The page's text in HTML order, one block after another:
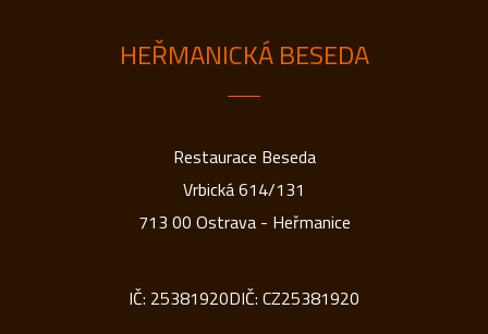
HEŘMANICKÁ BESEDA
Restaurace Beseda
Vrbická 614/131
713 00 Ostrava - Heřmanice
IČ: 25381920DIČ: CZ25381920